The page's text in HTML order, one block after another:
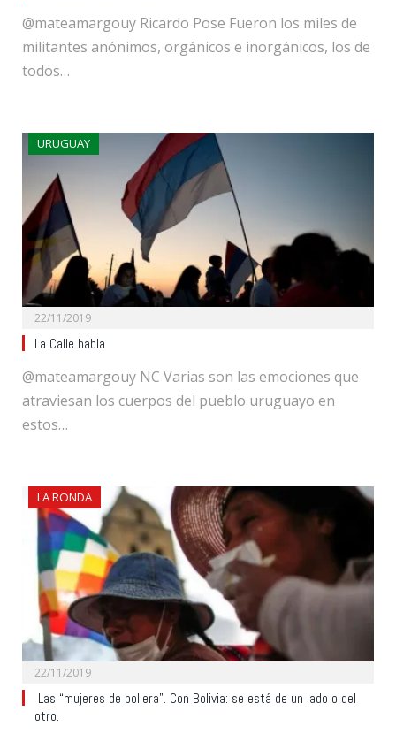
@mateamargouy Ricardo Pose Fueron los miles de
militantes anónimos, orgánicos e inorgánicos, los de
todos…
URUGUAY
22/11/2019
La Calle habla
@mateamargouy NC Varias son las emociones que
atraviesan los cuerpos del pueblo uruguayo en
estos…
LA RONDA
22/11/2019
Las “mujeres de pollera”. Con Bolivia: se está de un lado o del
otro.